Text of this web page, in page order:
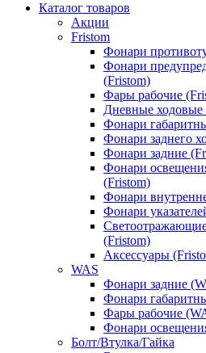
Каталог товаров
Акции
Fristom
Фонари
Фонари
(Fristom)
Фары рабочие
Дневные
Фонари
Фонари заднего
Фонари задние
Фонари
(Fristom)
Фонари
Фонари
(Fristom)
Аксессуары
WAS
Фонари задние
Фонари
Фары рабочие
Фонари
Болт/Втулка/Гайка